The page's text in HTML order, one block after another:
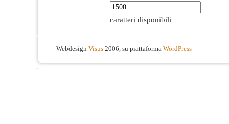
caratteri disponibili
Webdesign Visus 2006, su piattaforma WordPress